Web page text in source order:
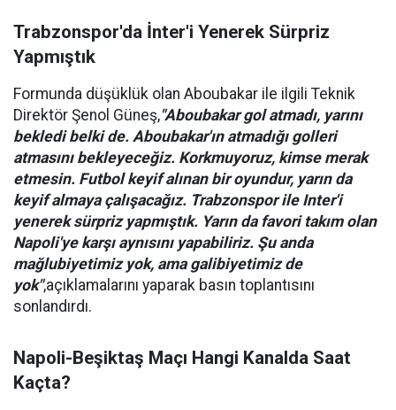
Trabzonspor'da İnter'i Yenerek Sürpriz
Yapmıştık
Formunda düşüklük olan Aboubakar ile ilgili Teknik
Direktör Şenol Güneş,"Aboubakar gol atmadı, yarını
bekledi belki de. Aboubakar'ın atmadığı golleri
atmasını bekleyeceğiz. Korkmuyoruz, kimse merak
etmesin. Futbol keyif alınan bir oyundur, yarın da
keyif almaya çalışacağız. Trabzonspor ile Inter'i
yenerek sürpriz yapmıştık. Yarın da favori takım olan
Napoli'ye karşı aynısını yapabiliriz. Şu anda
mağlubiyetimiz yok, ama galibiyetimiz de
yok",açıklamalarını yaparak basın toplantısını
sonlandırdı.
Napoli-Beşiktaş Maçı Hangi Kanalda Saat
Kaçta?